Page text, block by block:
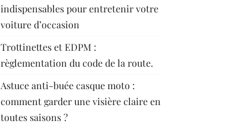
indispensables pour entretenir votre
voiture d’occasion
Trottinettes et EDPM :
règlementation du code de la route.
Astuce anti-buée casque moto :
comment garder une visière claire en
toutes saisons ?